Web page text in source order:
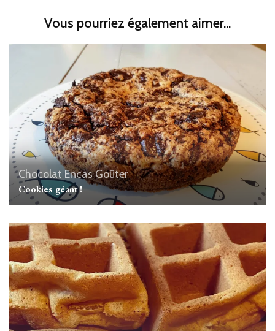
Vous pourriez également aimer...
Chocolat EncasGoûter
Cookies géant !